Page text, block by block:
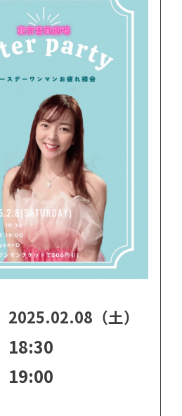
2025.02.08（土）
18:30
19:00